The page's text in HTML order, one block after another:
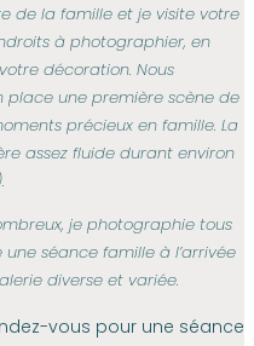
de la famille et je visite votre
à photographier, en
décoration. Nous
une première scène de
précieux en famille. La
assez fluide durant environ
je photographie tous
séance famille à l’arrivée
diverse et variée.
vous pour une séance